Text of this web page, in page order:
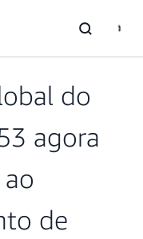
do
agora
de